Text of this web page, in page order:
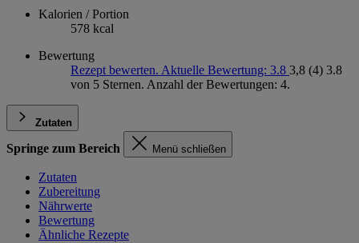
Kalorien / Portion
578 kcal
Bewertung
Rezept bewerten. Aktuelle Bewertung: 3.8 3,8 (4) 3.8
von 5 Sternen. Anzahl der Bewertungen: 4.
Zutaten
Springe zum Bereich Menü schließen
Zutaten
Zubereitung
Nährwerte
Bewertung
Ähnliche Rezepte